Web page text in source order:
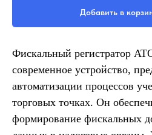
Добавить в
Фискальный регистратор
современное устройство,
автоматизации процессов
торговых точках. Он
формирование фискальных